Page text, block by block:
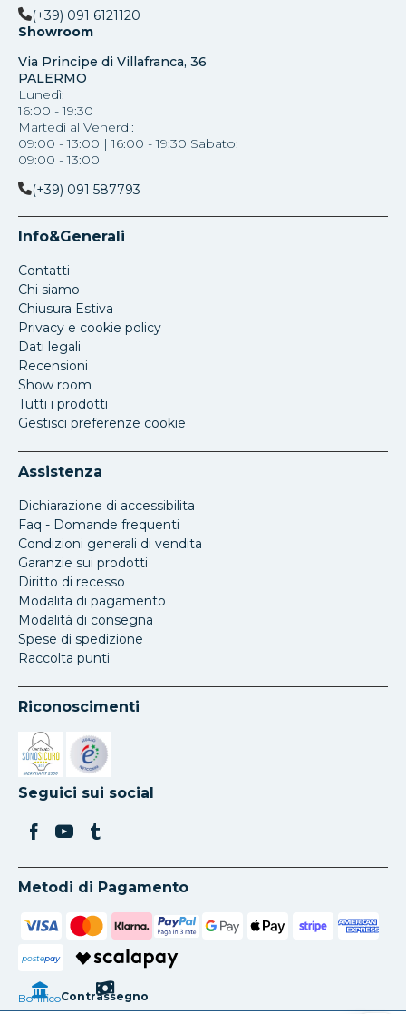
(+39) 091 6121120
Showroom
Via Principe di Villafranca, 36
PALERMO
Lunedì:
16:00 - 19:30
Martedì al Venerdi:
09:00 - 13:00 | 16:00 - 19:30 Sabato:
09:00 - 13:00
(+39) 091 587793
Info&Generali
Contatti
Chi siamo
Chiusura Estiva
Privacy e cookie policy
Dati legali
Recensioni
Show room
Tutti i prodotti
Gestisci preferenze cookie
Assistenza
Dichiarazione di accessibilita
Faq - Domande frequenti
Condizioni generali di vendita
Garanzie sui prodotti
Diritto di recesso
Modalita di pagamento
Modalità di consegna
Spese di spedizione
Raccolta punti
Riconoscimenti
Si apre in una nuova scheda
Si apre in una nuova scheda
Seguici sui social
Metodi di Pagamento
postepay
BonificoContrassegno